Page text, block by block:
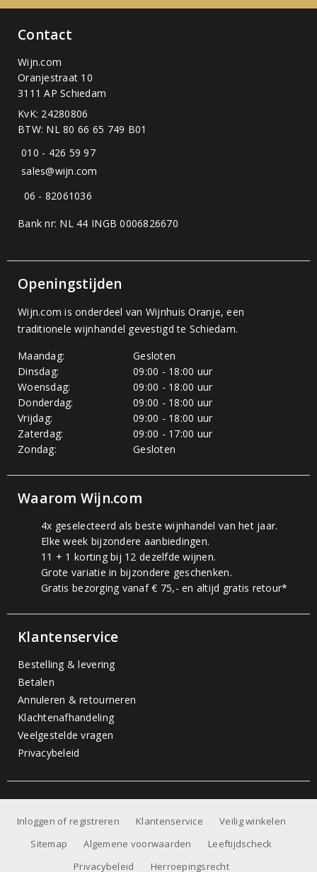
Contact
Wijn.com
Oranjestraat 10
3111 AP Schiedam
KvK: 24280806
BTW: NL 80 66 65 749 B01
010 - 426 59 97
sales@wijn.com
06 - 82061036
Bank nr: NL 44 INGB 0006826670
Openingstijden
Wijn.com is onderdeel van Wijnhuis Oranje, een
traditionele wijnhandel gevestigd te Schiedam.
Maandag:
Gesloten
Dinsdag:
09:00 - 18:00 uur
Woensdag:
09:00 - 18:00 uur
Donderdag:
09:00 - 18:00 uur
Vrijdag:
09:00 - 18:00 uur
Zaterdag:
09:00 - 17:00 uur
Zondag:
Gesloten
Waarom Wijn.com
4x geselecteerd als beste wijnhandel van het jaar.
Elke week bijzondere aanbiedingen.
11 + 1 korting bij 12 dezelfde wijnen.
Grote variatie in bijzondere geschenken.
Gratis bezorging vanaf € 75,- en altijd gratis retour*
Klantenservice
Bestelling & levering
Betalen
Annuleren & retourneren
Klachtenafhandeling
Veelgestelde vragen
Privacybeleid
Inloggen of registreren Klantenservice
Veilig winkelen
Sitemap
Algemene voorwaarden
Leeftijdscheck
Privacybeleid
Herroepingsrecht